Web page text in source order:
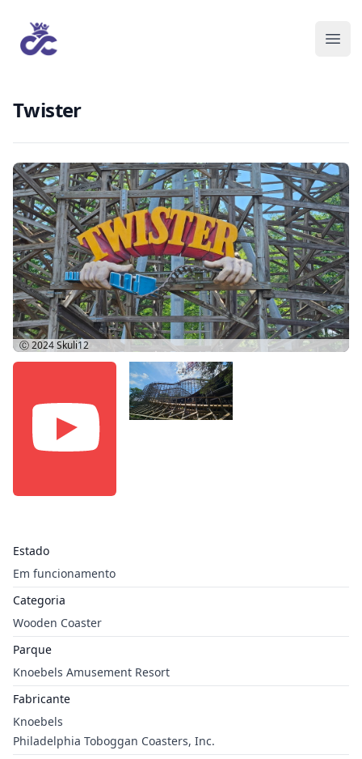
Twister
Estado
Em funcionamento
Categoria
Wooden Coaster
Parque
Knoebels Amusement Resort
Fabricante
Knoebels
Philadelphia Toboggan Coasters, Inc.
Ⓒ 2024Skuli12